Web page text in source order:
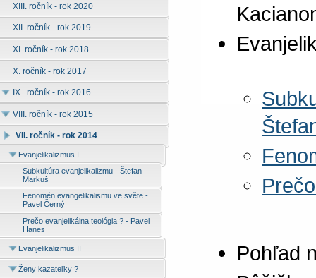
XIII. ročník - rok 2020
XII. ročník - rok 2019
XI. ročník - rok 2018
X. ročník - rok 2017
IX . ročník - rok 2016
VIII. ročník - rok 2015
VII. ročník - rok 2014
Evanjelikalizmus I
Subkultúra evanjelikalizmu - Štefan
Markuš
Fenomén evangelikalismu ve světe -
Pavel Černý
Prečo evanjelikálna teológia ? - Pavel
Hanes
Evanjelikalizmus II
Ženy kazateľky ?
Pohľad